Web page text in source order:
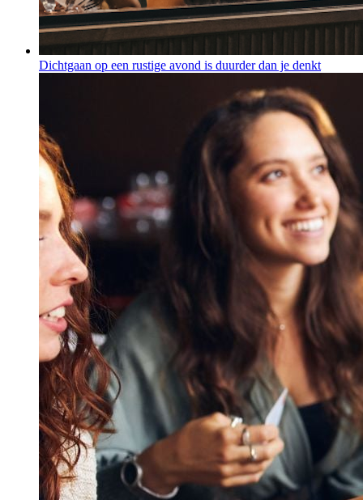
Dichtgaan op een rustige avond is duurder dan je denkt